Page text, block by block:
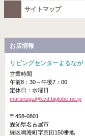
サイトマップ
お店情報
リビングセンターまるなが
営業時間
午前8：30～午後7：00
定休日：水曜日
marunaga@kvd.biglobe.ne.jp
〒458-0801
愛知県名古屋市
緑区鳴海町字京田150番地